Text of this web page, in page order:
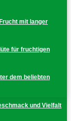
mit langer
für fruchtigen
dem beliebten
und Vielfalt